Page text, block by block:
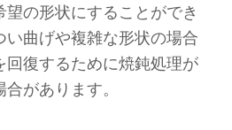
望の形状にすることができ
い曲げや複雑な形状の場合
回復するために焼鈍処理が
があります。